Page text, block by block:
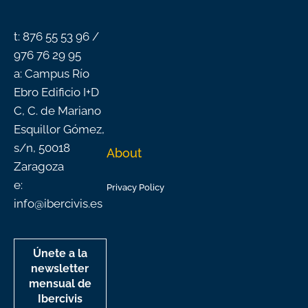
t: 876 55 53 96 /
976 76 29 95
a: Campus Río
Ebro Edificio I+D
C, C. de Mariano
Esquillor Gómez,
s/n, 50018
Zaragoza
e:
info@ibercivis.es
Únete a la
newsletter
mensual de
Ibercivis
About
Privacy Policy